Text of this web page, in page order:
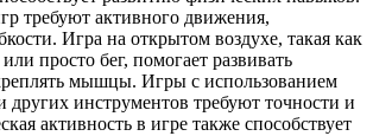
требуют активного движения,
Игра на открытом воздухе, такая как
просто бег, помогает развивать
мышцы. Игры с использованием
других инструментов требуют точности и
активность в игре также способствует